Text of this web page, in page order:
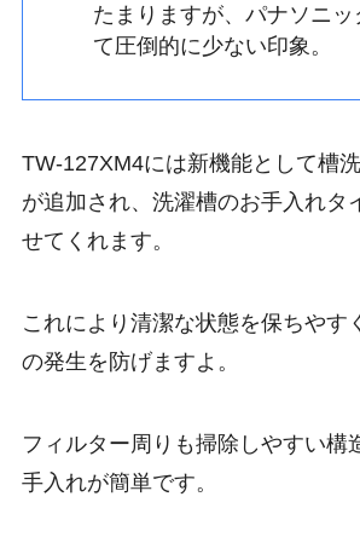
たまりますが、パナソニ
て圧倒的に少ない印象。
TW-127XM4には新機能として槽
が追加され、洗濯槽のお手入れタ
せてくれます。
これにより清潔な状態を保ちやす
の発生を防げますよ。
フィルター周りも掃除しやすい構
手入れが簡単です。